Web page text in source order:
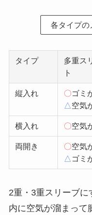
各タイプの
タイプ
多重ス
ト
縦入れ 〇ゴミ
△空気
横入れ 〇空気
両開き 〇空気
△ ゴミ
2重・3重スリーブ
内に空気が溜まって